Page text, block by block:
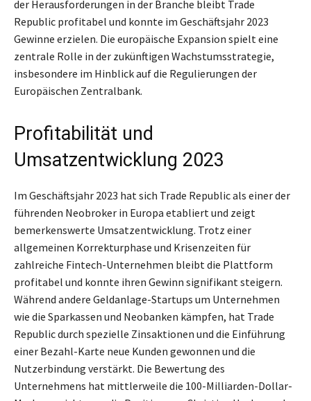
der Herausforderungen in der Branche bleibt Trade
Republic profitabel und konnte im Geschäftsjahr 2023
Gewinne erzielen. Die europäische Expansion spielt eine
zentrale Rolle in der zukünftigen Wachstumsstrategie,
insbesondere im Hinblick auf die Regulierungen der
Europäischen Zentralbank.
Profitabilität und
Umsatzentwicklung 2023
Im Geschäftsjahr 2023 hat sich Trade Republic als einer der
führenden Neobroker in Europa etabliert und zeigt
bemerkenswerte Umsatzentwicklung. Trotz einer
allgemeinen Korrekturphase und Krisenzeiten für
zahlreiche Fintech-Unternehmen bleibt die Plattform
profitabel und konnte ihren Gewinn signifikant steigern.
Während andere Geldanlage-Startups um Unternehmen
wie die Sparkassen und Neobanken kämpfen, hat Trade
Republic durch spezielle Zinsaktionen und die Einführung
einer Bezahl-Karte neue Kunden gewonnen und die
Nutzerbindung verstärkt. Die Bewertung des
Unternehmens hat mittlerweile die 100-Milliarden-Dollar-